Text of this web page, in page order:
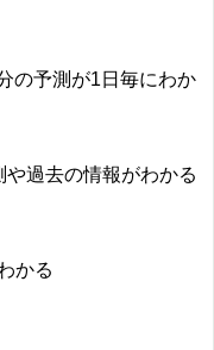
の予測が1日毎にわか
過去の情報がわかる
かる